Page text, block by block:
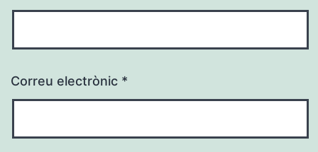
Correu electrònic *